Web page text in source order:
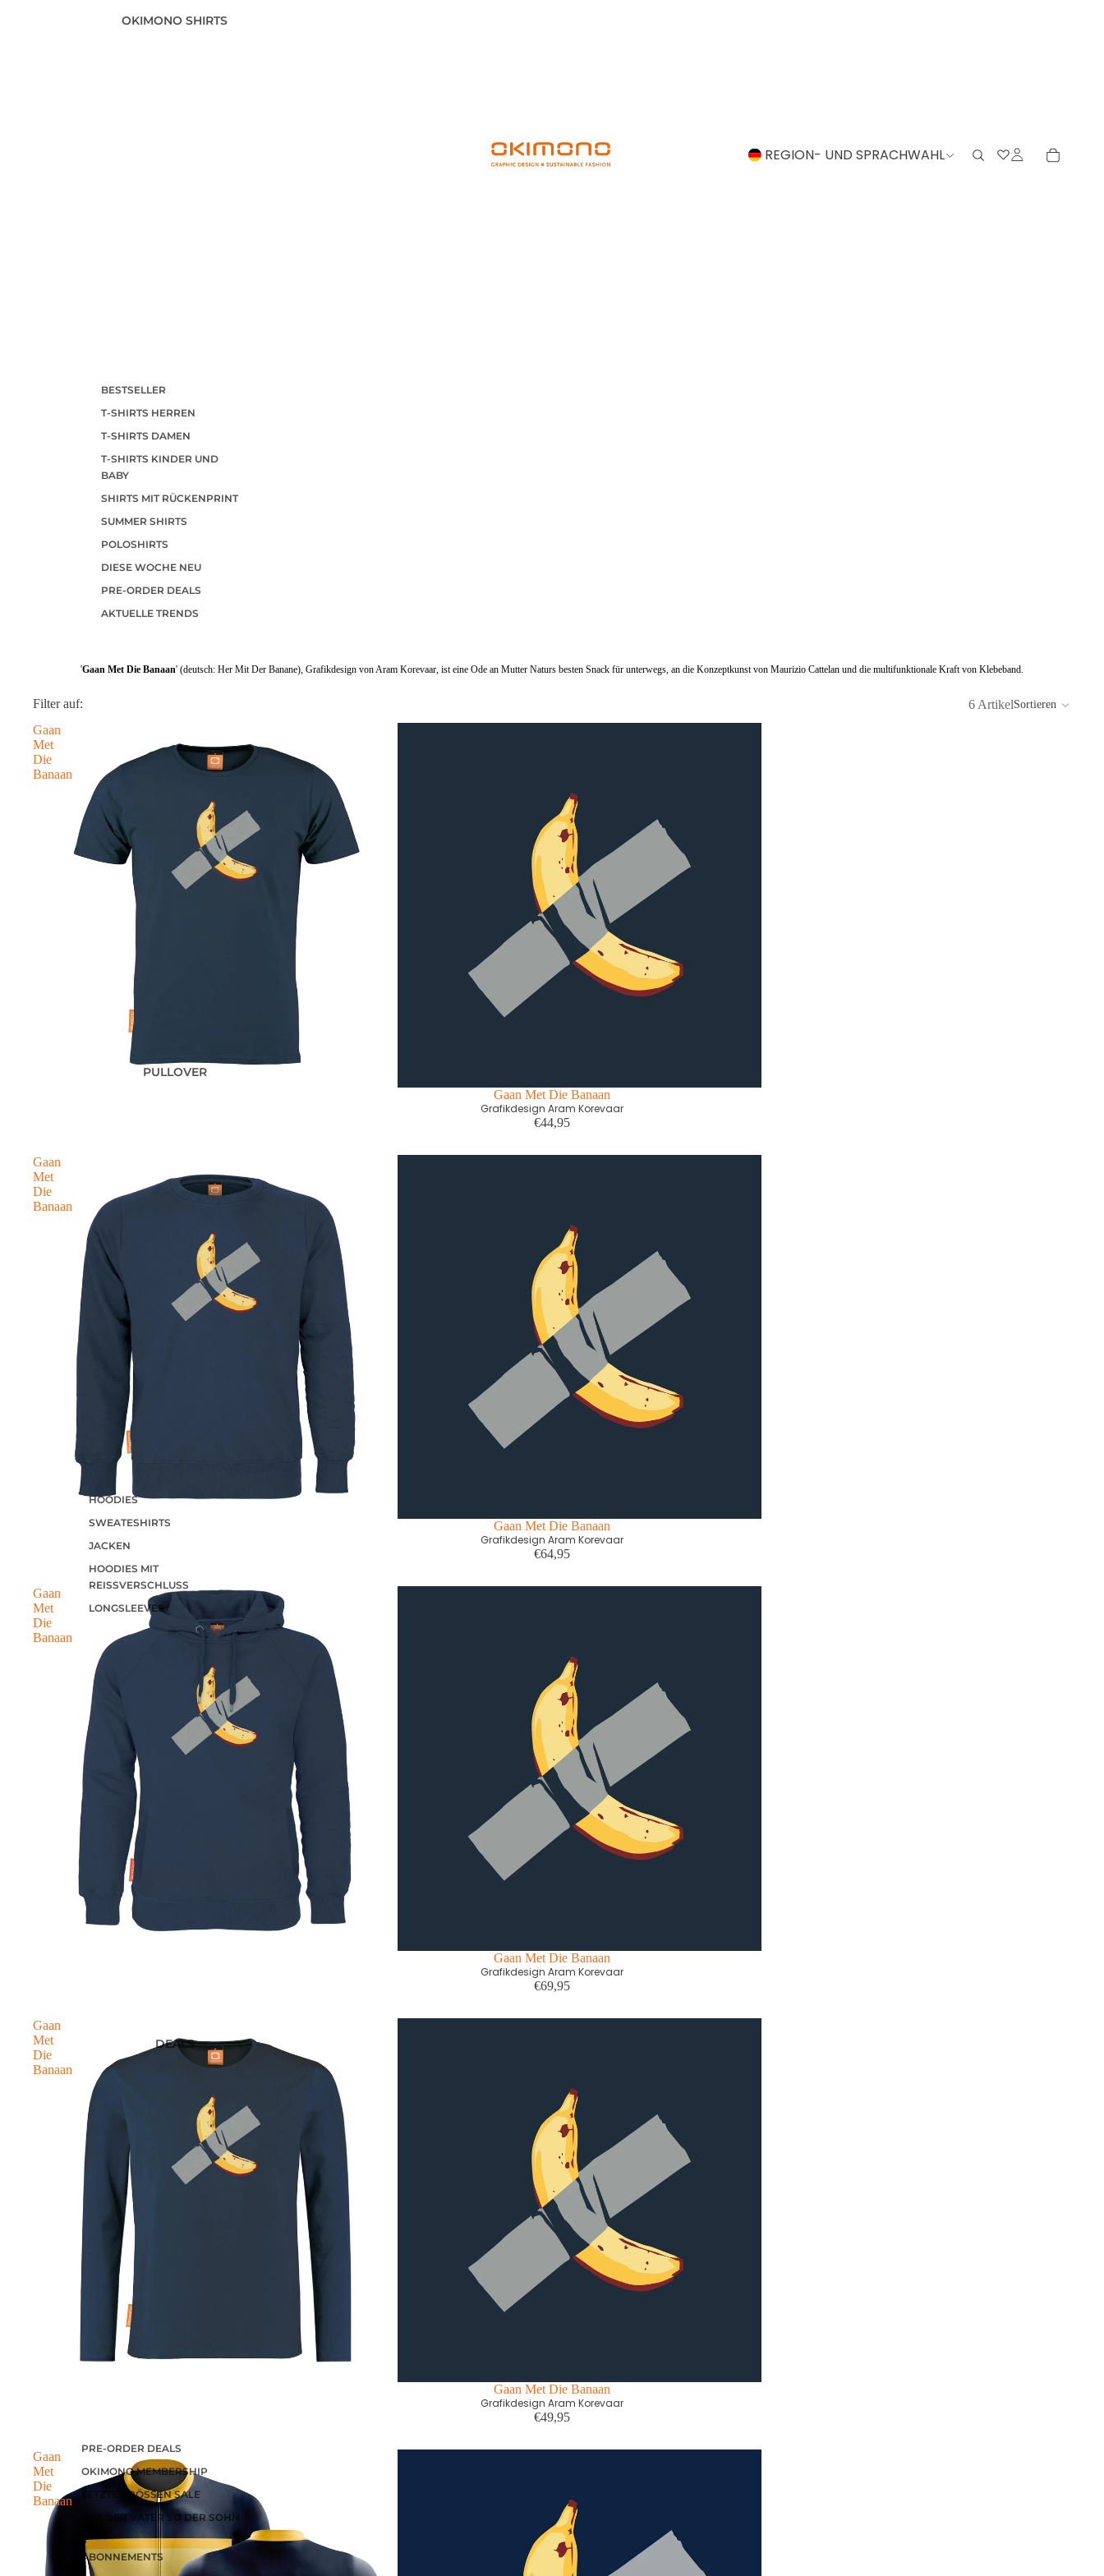
OKIMONO SHIRTS
BESTSELLER
T-SHIRTS HERREN
T-SHIRTS DAMEN
T-SHIRTS KINDER UND
BABY
SHIRTS MIT RÜCKENPRINT
SUMMER SHIRTS
POLOSHIRTS
DIESE WOCHE NEU
PRE-ORDER DEALS
AKTUELLE TRENDS
PULLOVER
HOODIES
SWEATESHIRTS
JACKEN
HOODIES MIT
REISSVERSCHLUSS
LONGSLEEVES
DEALS
PRE-ORDER DEALS
OKIMONO MEMBERSHIP
LETZTE GRÖSSEN SALE
WIE DER VATER SO DER SOHN
ABONNEMENTS
REGION- UND SPRACHWAHL
'Gaan Met Die Banaan' (deutsch: Her Mit Der Banane), Grafikdesign von Aram Korevaar, ist eine Ode an Mutter Naturs besten Snack für unterwegs, an die Konzeptkunst von Maurizio Cattelan und die multifunktionale Kraft von Klebeband.
Filter auf: 6 ArtikelSortieren
Gaan
Met
Die
Banaan
Gaan Met Die Banaan
Grafikdesign Aram Korevaar
€44,95
Gaan
Met
Die
Banaan
Gaan Met Die Banaan
Grafikdesign Aram Korevaar
€64,95
Gaan
Met
Die
Banaan
Gaan Met Die Banaan
Grafikdesign Aram Korevaar
€69,95
Gaan
Met
Die
Banaan
Gaan Met Die Banaan
Grafikdesign Aram Korevaar
€49,95
Gaan
Met
Die
Banaan